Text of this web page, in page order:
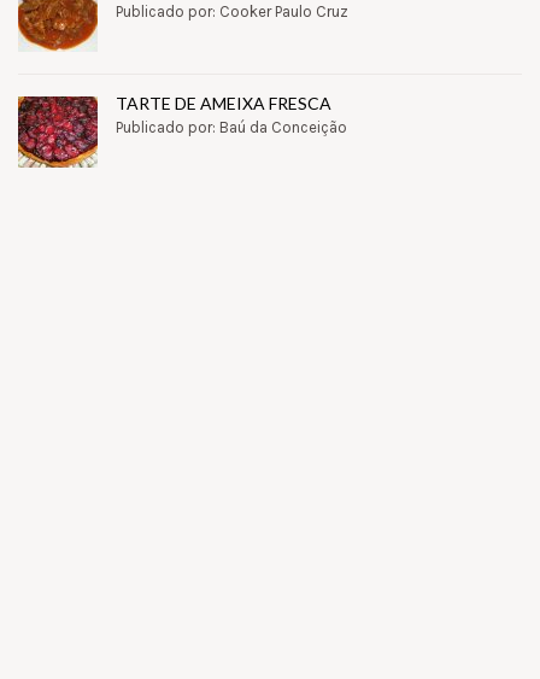
Publicado por: Cooker Paulo Cruz
TARTE DE AMEIXA FRESCA
Publicado por: Baú da Conceição